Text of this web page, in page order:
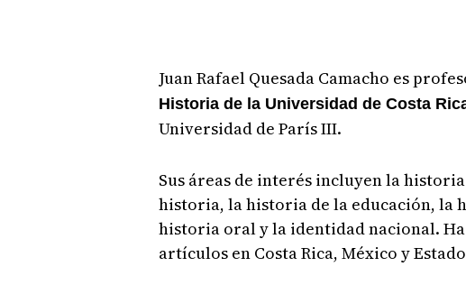
Juan Rafael Quesada Camacho es
Historia de la Universidad de Costa
Universidad de París III.
Sus áreas de interés incluyen la
historia, la historia de la educación, la
historia oral y la identidad nacional.
artículos en Costa Rica, México y